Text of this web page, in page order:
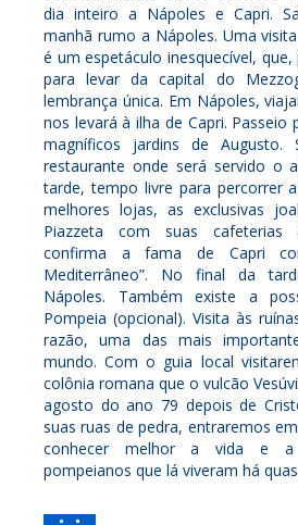
dia inteiro a Nápoles e Capri.
manhã rumo a Nápoles. Uma
é um espetáculo inesquecível,
para levar da capital do
lembrança única. Em Nápoles,
nos levará à ilha de Capri. Passeio
magníficos jardins de Augusto.
restaurante onde será servido o
tarde, tempo livre para percorrer
melhores lojas, as exclusivas
Piazzeta com suas cafeterias
confirma a fama de Capri
Mediterrâneo”. No final da
Nápoles. Também existe a
Pompeia (opcional). Visita às
razão, uma das mais
mundo. Com o guia local
colônia romana que o vulcão
agosto do ano 79 depois de
suas ruas de pedra, entraremos
conhecer melhor a vida e a
pompeianos que lá viveram há